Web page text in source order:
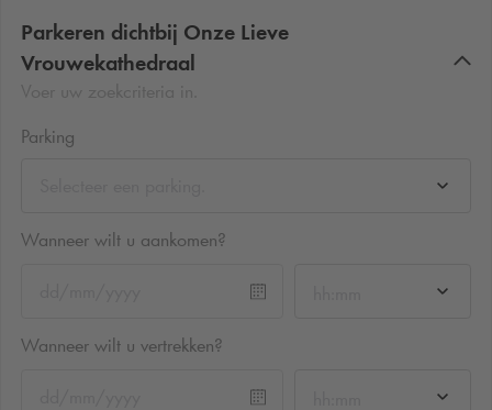
Parkeren dichtbij Onze Lieve
Vrouwekathedraal
Parking
Wanneer wilt u aankomen?
Wanneer wilt u vertrekken?